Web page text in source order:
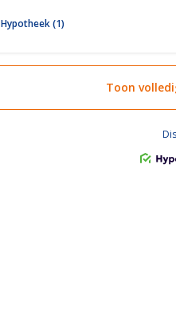
Hypotheek (1)
Toon